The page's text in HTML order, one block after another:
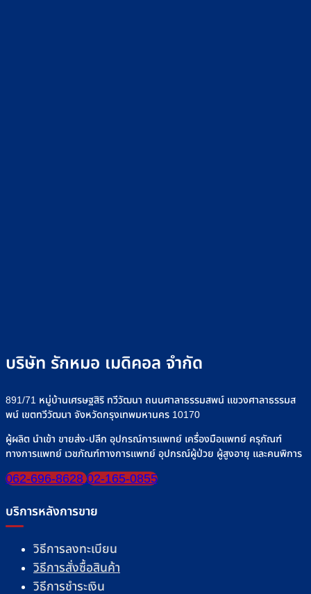
บริษัท รักหมอ เมดิคอล จำกัด
891/71 หมู่บ้านเศรษฐสิริ ทวีวัฒนา ถนนศาลาธรรมสพน์ แขวงศาลาธรรมส
พน์ เขตทวีวัฒนา จังหวัดกรุงเทพมหานคร 10170
ผู้ผลิต นำเข้า ขายส่ง-ปลีก อุปกรณ์การแพทย์ เครื่องมือแพทย์ ครุภัณฑ์
ทางการแพทย์ เวชภัณฑ์ทางการแพทย์ อุปกรณ์ผู้ป่วย ผู้สูงอายุ และคนพิการ
062-696-8628 02-165-0855
บริการหลังการขาย
วิธีการลงทะเบียน
วิธีการสั่งซื้อสินค้า
วิธีการชำระเงิน